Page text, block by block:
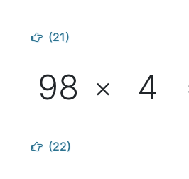
(21)
98 × 4
(22)